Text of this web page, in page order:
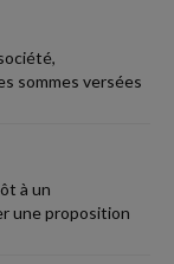
sommes versées
à un
une proposition